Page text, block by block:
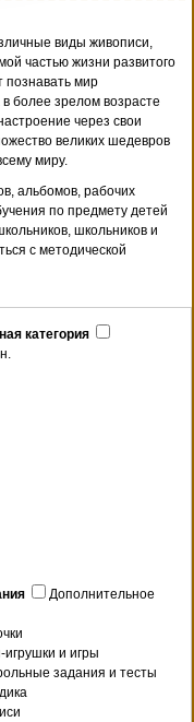
виды живописи,
частью жизни развитого
познавать мир
в более зрелом возрасте
через свои
великих шедевров
миру.
альбомов, рабочих
по предмету детей
школьников и
с методической
категория
Дополнительное
игрушки и игры
задания и тесты